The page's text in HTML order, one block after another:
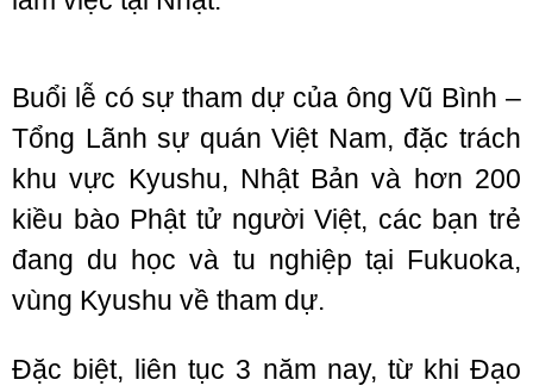
Buổi lễ có sự tham dự của ông Vũ Bình –
Tổng Lãnh sự quán Việt Nam, đặc trách
khu vực Kyushu, Nhật Bản và hơn 200
kiều bào Phật tử người Việt, các bạn trẻ
đang du học và tu nghiệp tại Fukuoka,
vùng Kyushu về tham dự.
Đặc biệt, liên tục 3 năm nay, từ khi Đạo